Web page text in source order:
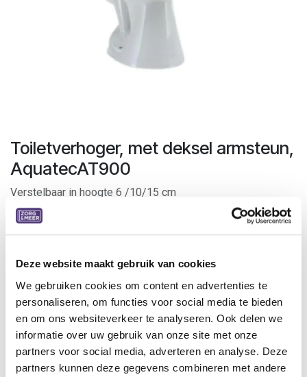
Deze website maakt gebruik van cookies
We gebruiken cookies om content en advertenties te
personaliseren, om functies voor social media te bieden
en om ons websiteverkeer te analyseren. Ook delen we
informatie over uw gebruik van onze site met onze
partners voor social media, adverteren en analyse. Deze
partners kunnen deze gegevens combineren met andere
Toiletverhoger, met deksel armsteun,
AquatecAT900
Verstelbaar in hoogte 6 /10/15 cm
Toiletverhoger Aquatec 900 biedt een meervoudige
de gewenste zithoogte van het toilet worden ingesteld.
hellingsgraad van de verhoging, waardoor er een
vereenvoudiging van het rechtstaan wordt bereikt. Dankzij
de opklapbare ergonomische armsteunen wordt er extra
steun geboden bij het gaan zitten of opstaan.
AquatecAT900